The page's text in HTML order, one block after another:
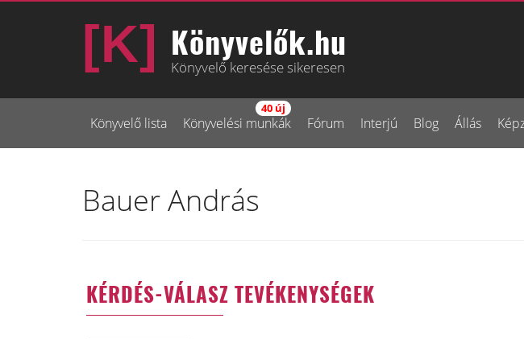
Könyvelők.hu
Könyvelő keresése sikeresen
Könyvelő lista Könyvelési munkák
40 új
Fórum Interjú Blog Állás
Bauer András
KÉRDÉS-VÁLASZ TEVÉKENYSÉGEK